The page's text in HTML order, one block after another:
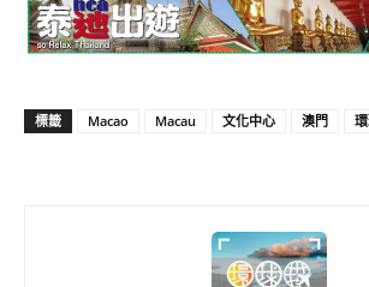
標籤 Macao Macau 文化中心 澳門